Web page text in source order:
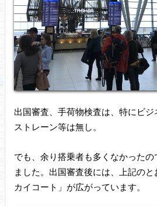
出国審査、手荷物検査は、特にビ
ストレーン等は無し。
でも、余り搭乗者も多くなかったの
ました。出国審査後には、上記の
カイコート」が広がっています。